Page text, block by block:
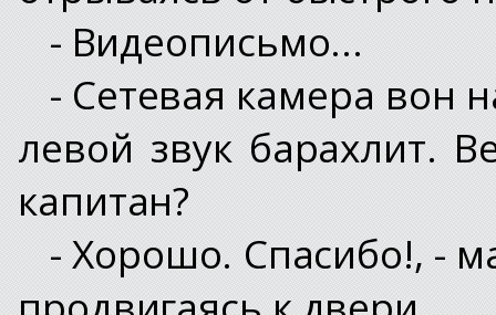
- Видеописьмо...
- Сетевая камера вон
левой звук барахлит.
капитан?
- Хорошо. Спасибо!, -